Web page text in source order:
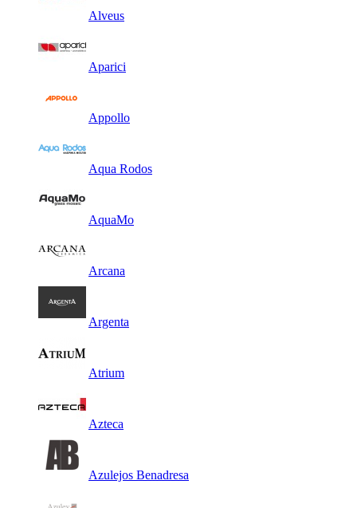
Alveus
Aparici
Appollo
Aqua Rodos
AquaMo
Arcana
Argenta
Atrium
Azteca
Azulejos Benadresa